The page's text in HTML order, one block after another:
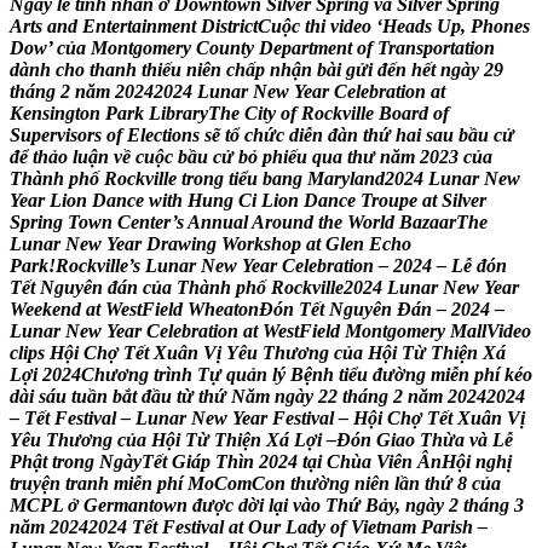
Ngày lễ tình nhân ở Downtown Silver Spring và Silver Spring
Arts and Entertainment DistrictCuộc thi video ‘Heads Up, Phones
Dow’ của Montgomery County Department of Transportation
dành cho thanh thiếu niên chấp nhận bài gửi đến hết ngày 29
tháng 2 năm 20242024 Lunar New Year Celebration at
Kensington Park LibraryThe City of Rockville Board of
Supervisors of Elections sẽ tổ chức diễn đàn thứ hai sau bầu cử
để thảo luận về cuộc bầu cử bỏ phiếu qua thư năm 2023 của
Thành phố Rockville trong tiểu bang Maryland2024 Lunar New
Year Lion Dance with Hung Ci Lion Dance Troupe at Silver
Spring Town Center’sAnnualAround the World BazaarThe
Lunar New Year Drawing Workshop at Glen Echo
Park!Rockville’s Lunar New Year Celebration – 2024 – Lễ đón
Tết Nguyên đán của Thành phố Rockville2024 Lunar New Year
Weekend at WestField WheatonĐón Tết Nguyên Đán – 2024 –
Lunar New Year Celebration at WestField Montgomery MallVideo
clips Hội Chợ Tết Xuân Vị Yêu Thương của Hội Từ Thiện Xá
Lợi 2024Chương trình Tự quản lý Bệnh tiểu đường miễn phí kéo
dài sáu tuần bắt đầu từ thứ Năm ngày 22 tháng 2 năm 20242024
– Tết Festival – Lunar New Year Festival – Hội Chợ Tết Xuân Vị
Yêu Thương của Hội Từ Thiện Xá Lợi –Đón Giao Thừa và Lễ
Phật trong NgàyTết Giap Thin 2024 tại Chùa Viên ÂnHội nghị
truyện tranh miễn phí MoComCon thường niên lần thứ 8 của
MCPL ở Germantown được dời lại vào Thứ Bảy, ngày 2 tháng 3
năm 20242024 Tết Festival at Our Lady of Vietnam Parish –